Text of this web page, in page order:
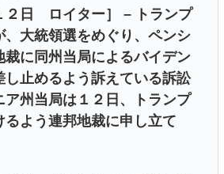
２日 ロイター］ – トランプ
、大統領選をめぐり、ペンシ
裁に同州当局によるバイデン
し止めるよう訴えている訴訟
ア州当局は１２日、トランプ
るよう連邦地裁に申し立て